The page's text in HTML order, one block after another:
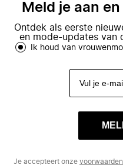
Meld je aan
Ontdek als eerste
en mode-updates van
Ik houd van
Je accepteert onze voorwaarden